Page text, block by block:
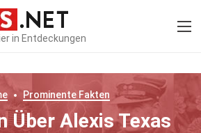
in Entdeckungen
Prominente Fakten
Über Alexis Texas